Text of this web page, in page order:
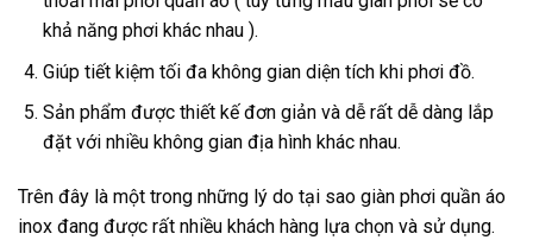
khả năng phơi khác nhau ).
Giúp tiết kiệm tối đa không gian diện tích khi phơi đồ.
Sản phẩm được thiết kế đơn giản và dễ rất dễ dàng lắp
đặt với nhiều không gian địa hình khác nhau.
Trên đây là một trong những lý do tại sao giàn phơi quần áo
inox đang được rất nhiều khách hàng lựa chọn và sử dụng.